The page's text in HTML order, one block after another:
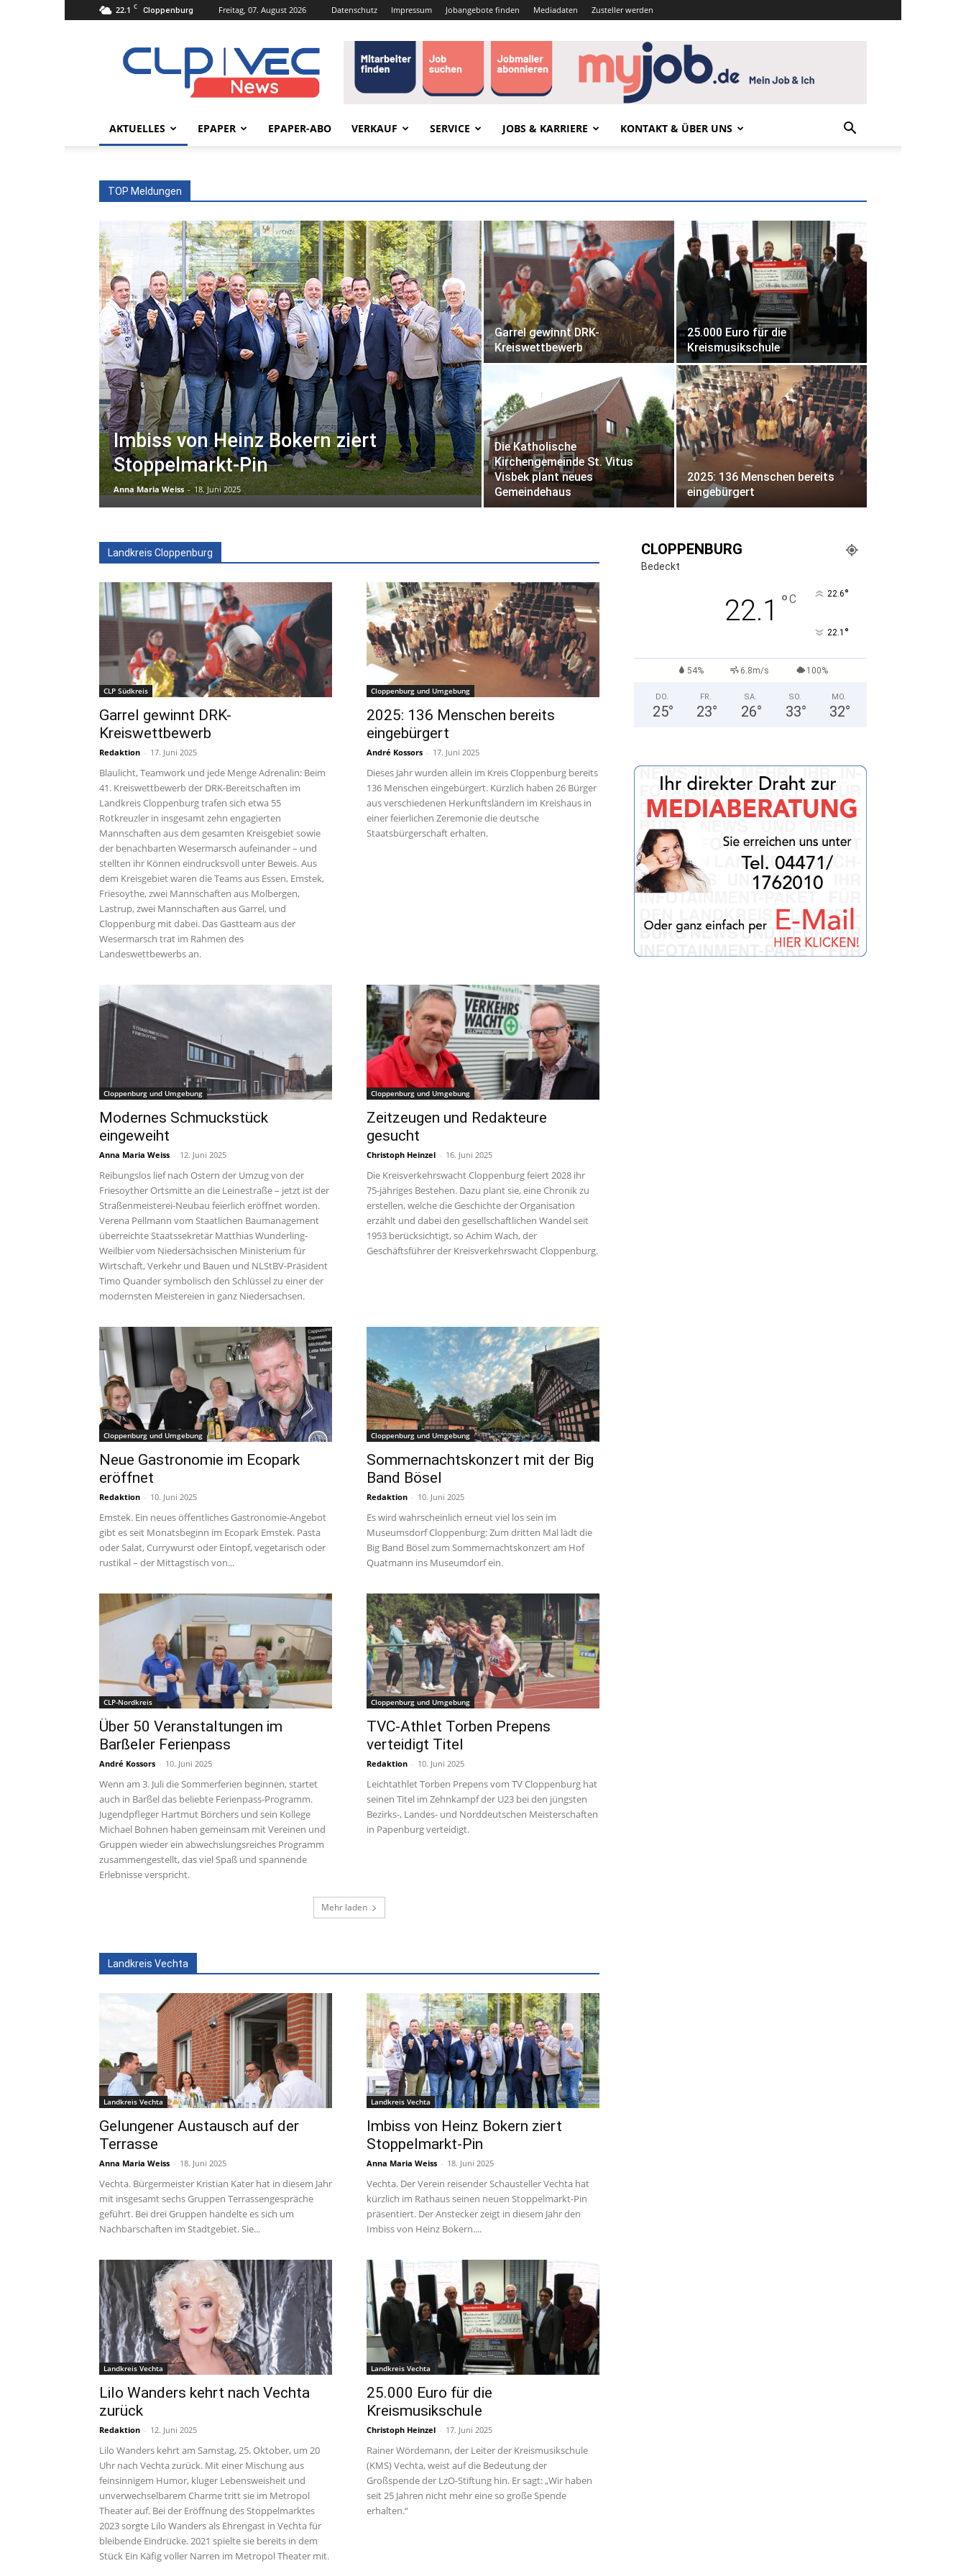
22.1 C Cloppenburg Freitag, 07. August 2026 Datenschutz Impressum Jobangebote finden Mediadaten Zusteller werden
clpvecnews.de
AKTUELLES EPAPER EPAPER-ABO VERKAUF SERVICE JOBS & KARRIERE KONTAKT & ÜBER UNS
TOP Meldungen
Imbiss von Heinz Bokern ziert
Stoppelmarkt-Pin
Anna Maria Weiss - 18. Juni 2025
Garrel gewinnt DRK-
Kreiswettbewerb
25.000 Euro für die
Kreismusikschule
Die Katholische
Kirchengemeinde St. Vitus
Visbek plant neues
Gemeindehaus
2025: 136 Menschen bereits
eingebürgert
Landkreis Cloppenburg
CLP Südkreis
Garrel gewinnt DRK-
Kreiswettbewerb
Redaktion - 17. Juni 2025
Blaulicht, Teamwork und jede Menge Adrenalin: Beim
41. Kreiswettbewerb der DRK-Bereitschaften im
Landkreis Cloppenburg trafen sich etwa 55
Rotkreuzler in insgesamt zehn engagierten
Mannschaften aus dem gesamten Kreisgebiet sowie
der benachbarten Wesermarsch aufeinander – und
stellten ihr Können eindrucksvoll unter Beweis. Aus
dem Kreisgebiet waren die Teams aus Essen, Emstek,
Friesoythe, zwei Mannschaften aus Molbergen,
Lastrup, zwei Mannschaften aus Garrel, und
Cloppenburg mit dabei. Das Gastteam aus der
Wesermarsch trat im Rahmen des
Landeswettbewerbs an.
Cloppenburg und Umgebung
2025: 136 Menschen bereits
eingebürgert
André Kossors - 17. Juni 2025
Dieses Jahr wurden allein im Kreis Cloppenburg bereits
136 Menschen eingebürgert. Kürzlich haben 26 Bürger
aus verschiedenen Herkunftsländern im Kreishaus in
einer feierlichen Zeremonie die deutsche
Staatsbürgerschaft erhalten.
Cloppenburg und Umgebung
Modernes Schmuckstück
eingeweiht
Anna Maria Weiss - 12. Juni 2025
Reibungslos lief nach Ostern der Umzug von der
Friesoyther Ortsmitte an die Leinestraße – jetzt ist der
Straßenmeisterei-Neubau feierlich eröffnet worden.
Verena Pellmann vom Staatlichen Baumanagement
überreichte Staatssekretär Matthias Wunderling-
Weilbier vom Niedersächsischen Ministerium für
Wirtschaft, Verkehr und Bauen und NLStBV-Präsident
Timo Quander symbolisch den Schlüssel zu einer der
modernsten Meistereien in ganz Niedersachsen.
Cloppenburg und Umgebung
Zeitzeugen und Redakteure
gesucht
Christoph Heinzel - 16. Juni 2025
Die Kreisverkehrswacht Cloppenburg feiert 2028 ihr
75-jähriges Bestehen. Dazu plant sie, eine Chronik zu
erstellen, welche die Geschichte der Organisation
erzählt und dabei den gesellschaftlichen Wandel seit
1953 berücksichtigt, so Achim Wach, der
Geschäftsführer der Kreisverkehrswacht Cloppenburg.
Cloppenburg und Umgebung
Neue Gastronomie im Ecopark
eröffnet
Redaktion - 10. Juni 2025
Emstek. Ein neues öffentliches Gastronomie-Angebot
gibt es seit Monatsbeginn im Ecopark Emstek. Pasta
oder Salat, Currywurst oder Eintopf, vegetarisch oder
rustikal – der Mittagstisch von...
Cloppenburg und Umgebung
Sommernachtskonzert mit der Big
Band Bösel
Redaktion - 10. Juni 2025
Es wird wahrscheinlich erneut viel los sein im
Museumsdorf Cloppenburg: Zum dritten Mal lädt die
Big Band Bösel zum Sommernachtskonzert am Hof
Quatmann ins Museumdorf ein.
CLP-Nordkreis
Über 50 Veranstaltungen im
Barßeler Ferienpass
André Kossors - 10. Juni 2025
Wenn am 3. Juli die Sommerferien beginnen, startet
auch in Barßel das beliebte Ferienpass-Programm.
Jugendpfleger Hartmut Börchers und sein Kollege
Michael Bohnen haben gemeinsam mit Vereinen und
Gruppen wieder ein abwechslungsreiches Programm
zusammengestellt, das viel Spaß und spannende
Erlebnisse verspricht.
Cloppenburg und Umgebung
TVC-Athlet Torben Prepens
verteidigt Titel
Redaktion - 10. Juni 2025
Leichtathlet Torben Prepens vom TV Cloppenburg hat
seinen Titel im Zehnkampf der U23 bei den jüngsten
Bezirks-, Landes- und Norddeutschen Meisterschaften
in Papenburg verteidigt.
Mehr laden
Landkreis Vechta
Landkreis Vechta
Gelungener Austausch auf der
Terrasse
Anna Maria Weiss - 18. Juni 2025
Vechta. Bürgermeister Kristian Kater hat in diesem Jahr
mit insgesamt sechs Gruppen Terrassengespräche
geführt. Bei drei Gruppen handelte es sich um
Nachbarschaften im Stadtgebiet. Sie...
Landkreis Vechta
Imbiss von Heinz Bokern ziert
Stoppelmarkt-Pin
Anna Maria Weiss - 18. Juni 2025
Vechta. Der Verein reisender Schausteller Vechta hat
kürzlich im Rathaus seinen neuen Stoppelmarkt-Pin
präsentiert. Der Anstecker zeigt in diesem Jahr den
Imbiss von Heinz Bokern....
Landkreis Vechta
Lilo Wanders kehrt nach Vechta
zurück
Redaktion - 12. Juni 2025
Lilo Wanders kehrt am Samstag, 25. Oktober, um 20
Uhr nach Vechta zurück. Mit einer Mischung aus
feinsinnigem Humor, kluger Lebensweisheit und
unverwechselbarem Charme tritt sie im Metropol
Theater auf. Bei der Eröffnung des Stoppelmarktes
2023 sorgte Lilo Wanders als Ehrengast in Vechta für
bleibende Eindrücke. 2021 spielte sie bereits in dem
Stück Ein Käfig voller Narren im Metropol Theater mit.
Landkreis Vechta
25.000 Euro für die
Kreismusikschule
Christoph Heinzel - 17. Juni 2025
Rainer Wördemann, der Leiter der Kreismusikschule
(KMS) Vechta, weist auf die Bedeutung der
Großspende der LzO-Stiftung hin. Er sagt: „Wir haben
seit 25 Jahren nicht mehr eine so große Spende
erhalten.“
CLOPPENBURG
Bedeckt
22.1 °C 22.6°
22.1 °
54% 6.8m/s 100%
DO.
25°
FR.
23°
SA.
26°
SO.
33°
MO.
32°